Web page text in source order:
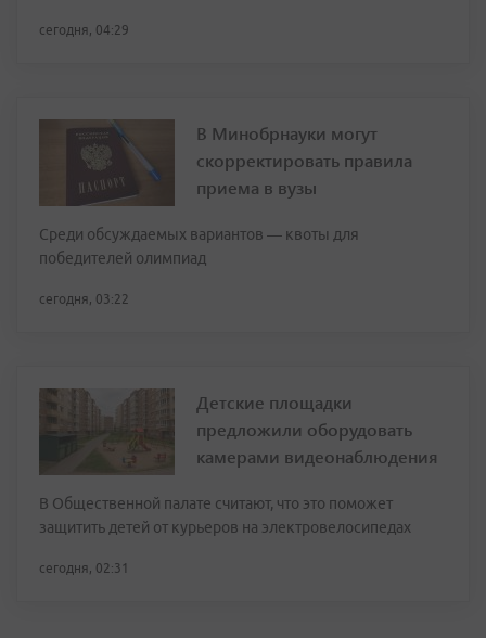
сегодня, 04:29
В Минобрнауки могут
скорректировать правила
приема в вузы
Среди обсуждаемых вариантов — квоты для
победителей олимпиад
сегодня, 03:22
Детские площадки
предложили оборудовать
камерами видеонаблюдения
В Общественной палате считают, что это поможет
защитить детей от курьеров на электровелосипедах
сегодня, 02:31